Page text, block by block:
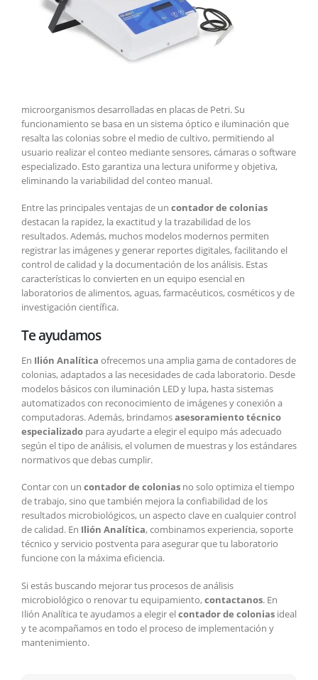
microorganismos desarrolladas en placas de Petri. Su
funcionamiento se basa en un sistema óptico e iluminación que
resalta las colonias sobre el medio de cultivo, permitiendo al
usuario realizar el conteo mediante sensores, cámaras o software
especializado. Esto garantiza una lectura uniforme y objetiva,
eliminando la variabilidad del conteo manual.
Entre las principales ventajas de un contador de colonias
destacan la rapidez, la exactitud y la trazabilidad de los
resultados. Además, muchos modelos modernos permiten
registrar las imágenes y generar reportes digitales, facilitando el
control de calidad y la documentación de los análisis. Estas
características lo convierten en un equipo esencial en
laboratorios de alimentos, aguas, farmacéuticos, cosméticos y de
investigación científica.
Te ayudamos
En Ilión Analítica ofrecemos una amplia gama de contadores de
colonias, adaptados a las necesidades de cada laboratorio. Desde
modelos básicos con iluminación LED y lupa, hasta sistemas
automatizados con reconocimiento de imágenes y conexión a
computadoras. Además, brindamosasesoramiento técnico
especializado para ayudarte a elegir el equipo más adecuado
según el tipo de análisis, el volumen de muestras y los estándares
normativos que debas cumplir.
Contar con un contador de colonias no solo optimiza el tiempo
de trabajo, sino que también mejora la confiabilidad de los
resultados microbiológicos, un aspecto clave en cualquier control
de calidad. En Ilión Analítica, combinamos experiencia, soporte
técnico y servicio postventa para asegurar que tu laboratorio
funcione con la máxima eficiencia.
Si estás buscando mejorar tus procesos de análisis
microbiológico o renovar tu equipamiento,contactanos. En
Ilión Analítica te ayudamos a elegir elcontador de colonias ideal
y te acompañamos en todo el proceso de implementación y
mantenimiento.